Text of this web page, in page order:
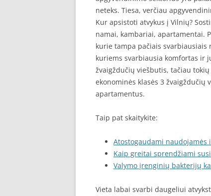
neteks. Tiesa, verčiau
Kur apsistoti atvykus į Vilnių?
namai, kambariai, apartamentai.
kurie tampa pačiais
kuriems svarbiausia komfortas ir
žvaigždučių viešbutis, tačiau
ekonominės klasės 3
apartamentus.
Taip pat skaitykite:
Atostogaudami naudojamės
Kaip greitai sprendžiami
Valymo įrenginių bakterijų
Vieta labai svarbi daugeliui